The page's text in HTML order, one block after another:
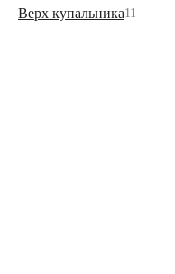
Верх купальника11